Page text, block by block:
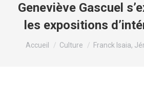
Geneviève Gascuel
les expositions
Vous êtes ici :
Accueil Culture Franck Isaia,